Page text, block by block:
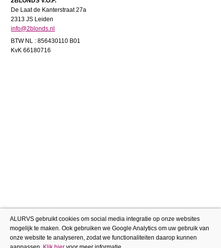
De Laat de Kanterstraat 27a
2313 JS Leiden
info@2blonds.nl
BTW NL : 856430110 B01
KvK 66180716
ALURVS gebruikt cookies om social media integratie op onze websites
mogelijk te maken. Ook gebruiken we Google Analytics om uw gebruik van
onze website te analyseren, zodat we functionaliteiten daarop kunnen